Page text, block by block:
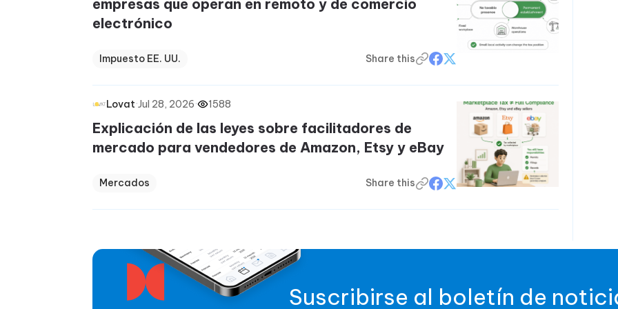
empresas que operan en remoto y de comercio
electrónico
Impuesto EE. UU. Share this
Lovat·Jul 28, 2026· 1588
Explicación de las leyes sobre facilitadores de
mercado para vendedores de Amazon, Etsy y eBay
Mercados Share this
Suscribirse al boletín de